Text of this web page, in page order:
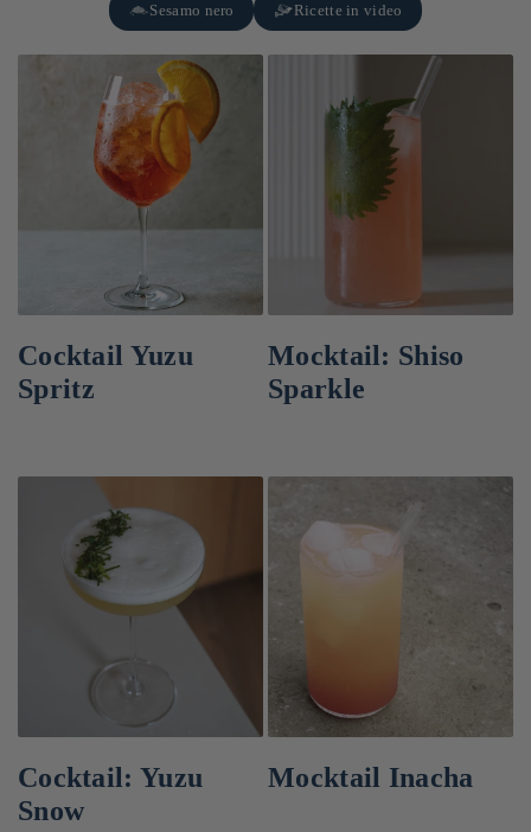
Sesamo nero Ricette in video
Cocktail Yuzu
Spritz
Mocktail: Shiso
Sparkle
Cocktail: Yuzu
Snow
Mocktail Inacha